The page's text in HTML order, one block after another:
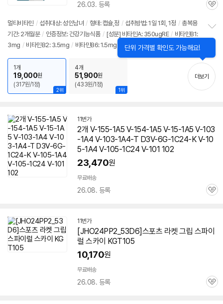
할
가
26.03. 등록
관
멀티비타민 / 섭취대상: 성인남녀 / 형태: 캡슐,정 / 섭취방법: 1일 1회, 1정 / 총복용
기간: 2개월분 / 인증정보: 건강기능식품 / [성분] 비타민A: 350ugRE / 비타민B1:
3mg / 비타민B2: 3.5mg / 비타민B6: 1.5mg 비타민B12: 9.6ug / 비타민C: 1
비타민E: 5mga-TE / 비타민K: 70ug / 셀렌: 44ug /
나이아신: 22.5mgNE
비오틴: 30ug
엽산:
400ug / 요오드: 120ug 마그네슘: 105mg 구리: 0.4mg
망
간: 3mg / 철분: 6mg / 크롬: 24ug / 몰리브덴: 20ug
강 / 갑상선기능 지원
정
펼
기
2위
1개
19,000원
(317원/1정)
1위
4개
51,900원
(433원/1정)
단위 가격별 확인도 가능해요!
기
더보기
11번가
2개 V-155-1A5 V-154-1A5 V-15-1A5 V-103
-1A4 V-103-1A4-T D3V-6G-1C24-K V-10
5-1A4 V-105-1C24 V-101 102
23,470원
무료배송
26.08. 등록
관
11번가
[JHO24PP2_53D6]스포츠 라켓 그립 스파이
럴 스카이 KGT105
10,170원
무료배송
26.08. 등록
관